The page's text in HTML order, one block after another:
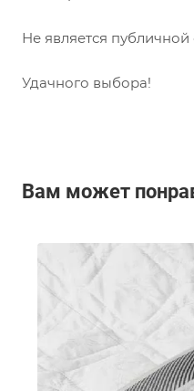
Не является
Удачного выбора!
Вам может